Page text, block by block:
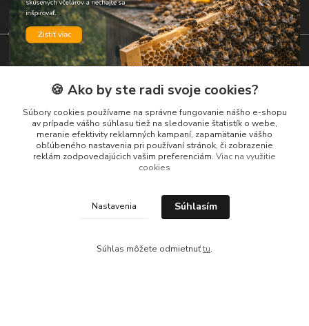
Kontakty
Zákaznická podpora
+421 919 037 687
vcelarstvotrizuliak@centrum.sk
🍪 Ako by ste radi svoje cookies?
Súbory cookies používame na správne fungovanie nášho e-shopu
av prípade vášho súhlasu tiež na sledovanie štatistík o webe,
meranie efektivity reklamných kampaní, zapamätanie vášho
obľúbeného nastavenia pri používaní stránok, či zobrazenie
reklám zodpovedajúcich vašim preferenciám. Viac na využitie
cookies
Nastavenia Súhlasím
Súhlas môžete odmietnuťtu.